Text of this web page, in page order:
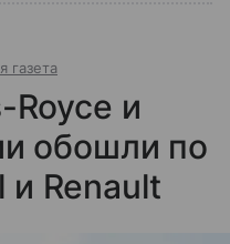
газета
Royce и
обошли по
Renault